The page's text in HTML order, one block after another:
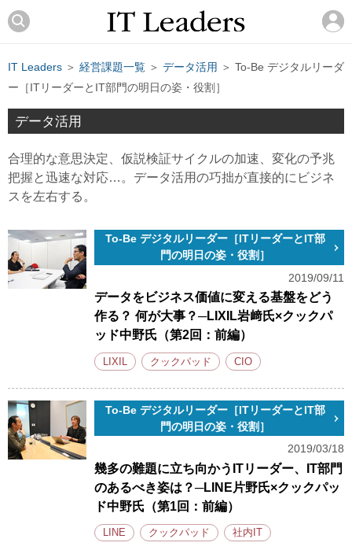
IT Leaders ＞ 経営課題一覧 ＞ データ活用 ＞ To-Be デジタルリーダ
ー［ITリーダーとIT部門の明日の姿・役割］
データ活用
合理的な意思決定、仮説検証サイクルの加速、変化の予兆
把握と迅速な対応…。データ活用の巧拙が直接的にビジネ
スを左右する。
To-Be デジタルリーダー［ITリーダーとIT部
門の明日の姿・役割］
2019/09/11
データをビジネス価値に変える基盤をどう
作る？ 何が大事？─LIXIL岩﨑氏×クックパ
ッド中野氏（第2回：前編）
LIXIL クックパッド CIO
To-Be デジタルリーダー［ITリーダーとIT部
門の明日の姿・役割］
2019/03/18
幾多の難題に立ち向かうITリーダー、IT部門
のあるべき姿は？─LINE片野氏×クックパッ
ド中野氏（第1回：前編）
LINE クックパッド 社内IT